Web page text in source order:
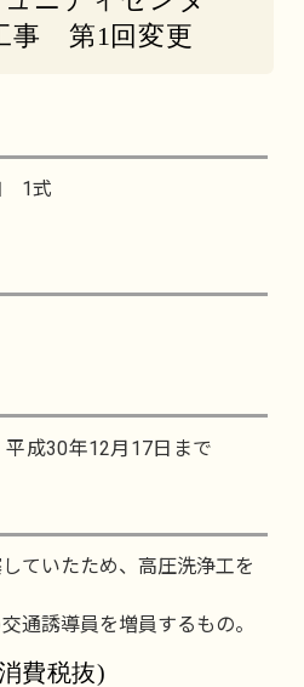
事 第1回変更
1式
平成30年12月17日まで
ていたため、高圧洗浄工を
通誘導員を増員するもの。
費税抜)